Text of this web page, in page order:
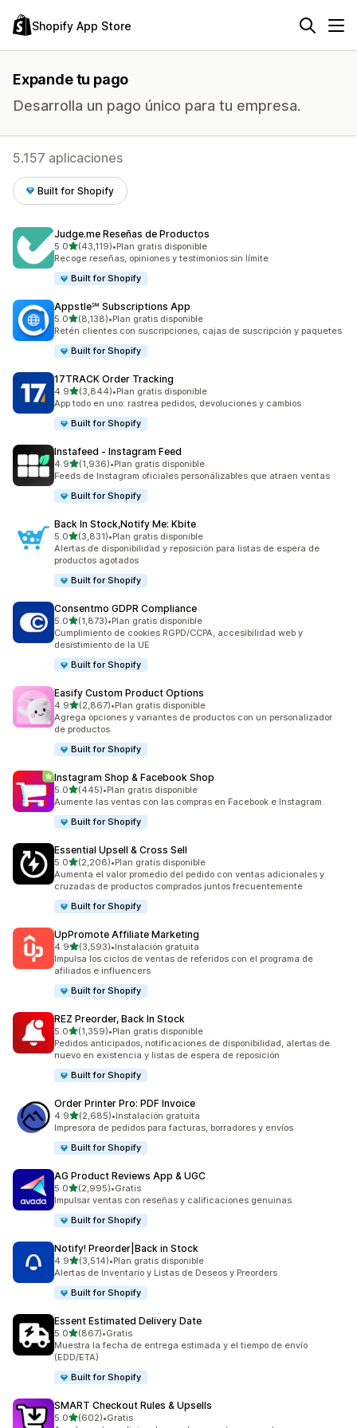
Shopify App Store
Expande tu pago
Desarrolla un pago único para tu empresa.
5.157 aplicaciones
Built for Shopify
Judge.me Reseñas de Productos
5.0de 5 estrellas
(43,119)
43119 reseñas en total
•Plan gratis disponible
Recoge reseñas, opiniones y testimonios sin límite
Built for Shopify
Appstle℠ Subscriptions App
5.0de 5 estrellas
(8,138)
8138 reseñas en total
•Plan gratis disponible
Retén clientes con suscripciones, cajas de suscripción y paquetes
Built for Shopify
17TRACK Order Tracking
4.9de 5 estrellas
(3,844)
3844 reseñas en total
•Plan gratis disponible
App todo en uno: rastrea pedidos, devoluciones y cambios
Built for Shopify
Instafeed ‑ Instagram Feed
4.9de 5 estrellas
(1,936)
1936 reseñas en total
•Plan gratis disponible
Feeds de Instagram oficiales personálizables que atraen ventas
Built for Shopify
Back In Stock,Notify Me: Kbite
5.0de 5 estrellas
(3,831)
3831 reseñas en total
•Plan gratis disponible
Alertas de disponibilidad y reposición para listas de espera de
productos agotados
Built for Shopify
Consentmo GDPR Compliance
5.0de 5 estrellas
(1,873)
1873 reseñas en total
•Plan gratis disponible
Cumplimiento de cookies RGPD/CCPA, accesibilidad web y
desistimiento de la UE
Built for Shopify
Easify Custom Product Options
4.9de 5 estrellas
(2,867)
2867 reseñas en total
•Plan gratis disponible
Agrega opciones y variantes de productos con un personalizador
de productos
Built for Shopify
Instagram Shop & Facebook Shop
5.0de 5 estrellas
(445)
445 reseñas en total
•Plan gratis disponible
Aumente las ventas con las compras en Facebook e Instagram.
Built for Shopify
Essential Upsell & Cross Sell
5.0de 5 estrellas
(2,206)
2206 reseñas en total
•Plan gratis disponible
Aumenta el valor promedio del pedido con ventas adicionales y
cruzadas de productos comprados juntos frecuentemente
Built for Shopify
UpPromote Affiliate Marketing
4.9de 5 estrellas
(3,593)
3593 reseñas en total
•Instalación gratuita
Impulsa los ciclos de ventas de referidos con el programa de
afiliados e influencers
Built for Shopify
REZ Preorder, Back In Stock
5.0de 5 estrellas
(1,359)
1359 reseñas en total
•Plan gratis disponible
Pedidos anticipados, notificaciones de disponibilidad, alertas de
nuevo en existencia y listas de espera de reposición
Built for Shopify
Order Printer Pro: PDF Invoice
4.9de 5 estrellas
(2,685)
2685 reseñas en total
•Instalación gratuita
Impresora de pedidos para facturas, borradores y envíos
Built for Shopify
AG Product Reviews App & UGC
5.0de 5 estrellas
(2,995)
2995 reseñas en total
•Gratis
Impulsar ventas con reseñas y calificaciones genuinas.
Built for Shopify
Notify! Preorder|Back in Stock
4.9de 5 estrellas
(3,514)
3514 reseñas en total
•Plan gratis disponible
Alertas de Inventario y Listas de Deseos y Preorders
Built for Shopify
Essent Estimated Delivery Date
5.0de 5 estrellas
(867)
867 reseñas en total
•Gratis
Muestra la fecha de entrega estimada y el tiempo de envío
(EDD/ETA)
Built for Shopify
SMART Checkout Rules & Upsells
5.0de 5 estrellas
(602)
602 reseñas en total
•Gratis